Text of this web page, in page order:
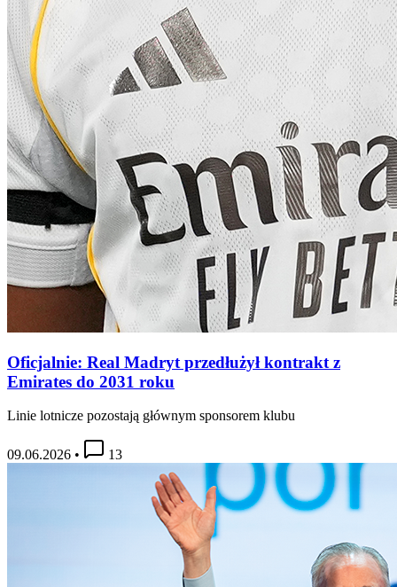
Oficjalnie: Real Madryt przedłużył kontrakt z
Emirates do 2031 roku
Linie lotnicze pozostają głównym sponsorem klubu
09.06.2026 • 13